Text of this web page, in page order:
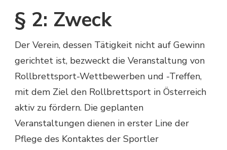
§ 2: Zweck
Der Verein, dessen Tätigkeit nicht auf Gewinn
gerichtet ist, bezweckt die Veranstaltung von
Rollbrettsport-Wettbewerben und -Treffen,
mit dem Ziel den Rollbrettsport in Österreich
aktiv zu fördern. Die geplanten
Veranstaltungen dienen in erster Line der
Pflege des Kontaktes der Sportler